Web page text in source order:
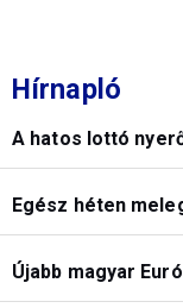
Hírnapló
A hatos lottó
Egész héten
Újabb magyar